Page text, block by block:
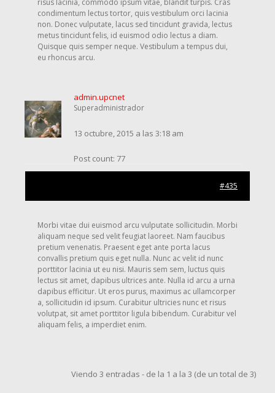
risus lacinia, commodo ipsum vitae, blandit turpis. Cras
condimentum lectus tortor, quis vestibulum orci lacinia
non. Donec vulputate, lacus sed tincidunt gravida, lectus
metus tincidunt felis, id euismod odio lectus a diam.
Quisque quis semper neque. Vestibulum a tempus dui,
eu rhoncus arcu.
admin.upcnet
Superadministrador
13 octubre, 2015 a las 3:18 am
Post count: 77
#435
Morbi vitae dui euismod arcu vulputate sollicitudin. Morbi
aliquam neque sed velit feugiat laoreet. Nam faucibus
pretium venenatis. Praesent eget ante porta lacus
convallis pretium quis eget nulla. Nunc ac velit id nunc
porttitor lacinia ut eu nisi. Mauris sem sem, luctus quis
lectus sit amet, dapibus ultrices ante. Nulla id arcu a urna
dapibus efficitur. Ut eros purus, maximus ac ullamcorper
a, sollicitudin id ipsum. Curabitur ultricies nunc et risus
volutpat, sit amet porttitor ligula bibendum. Curabitur vel
aliquam felis, a imperdiet enim.
Viendo 3 entradas - de la 1 a la 3 (de un total de 3)